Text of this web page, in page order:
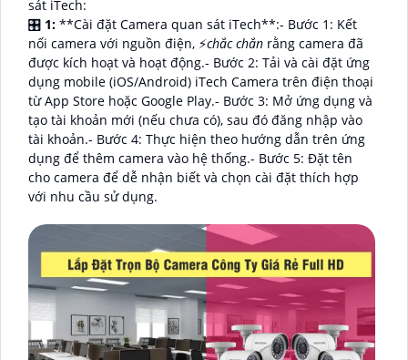
sát iTech:
🎛 1: **Cài đặt Camera quan sát iTech**:- Bước 1: Kết
nối camera với nguồn điện, ️⚡chắc chắn rằng camera đã
được kích hoạt và hoạt động.- Bước 2: Tải và cài đặt ứng
dụng mobile (iOS/Android) iTech Camera trên điện thoại
từ App Store hoặc Google Play.- Bước 3: Mở ứng dụng và
tạo tài khoản mới (nếu chưa có), sau đó đăng nhập vào
tài khoản.- Bước 4: Thực hiện theo hướng dẫn trên ứng
dụng để thêm camera vào hệ thống.- Bước 5: Đặt tên
cho camera để dễ nhận biết và chọn cài đặt thích hợp
với nhu cầu sử dụng.